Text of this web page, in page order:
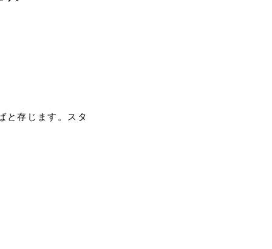
と存じます。スタ